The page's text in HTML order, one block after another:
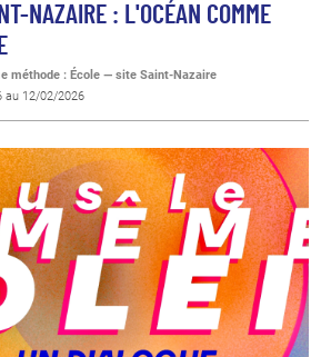
NAZAIRE : L'OCÉAN COMME
méthode : École — site Saint-Nazaire
au 12/02/2026